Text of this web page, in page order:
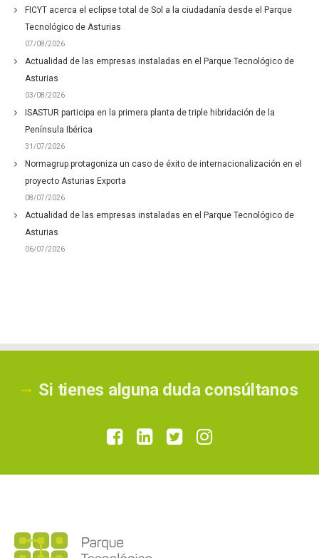
FICYT acerca el eclipse total de Sol a la ciudadanía desde el Parque
Tecnológico de Asturias
07/08/2026
Actualidad de las empresas instaladas en el Parque Tecnológico de
Asturias
03/08/2026
ISASTUR participa en la primera planta de triple hibridación de la
Península Ibérica
31/07/2026
Normagrup protagoniza un caso de éxito de internacionalización en el
proyecto Asturias Exporta
08/07/2026
Actualidad de las empresas instaladas en el Parque Tecnológico de
Asturias
06/07/2026
Si tienes alguna duda consúltanos